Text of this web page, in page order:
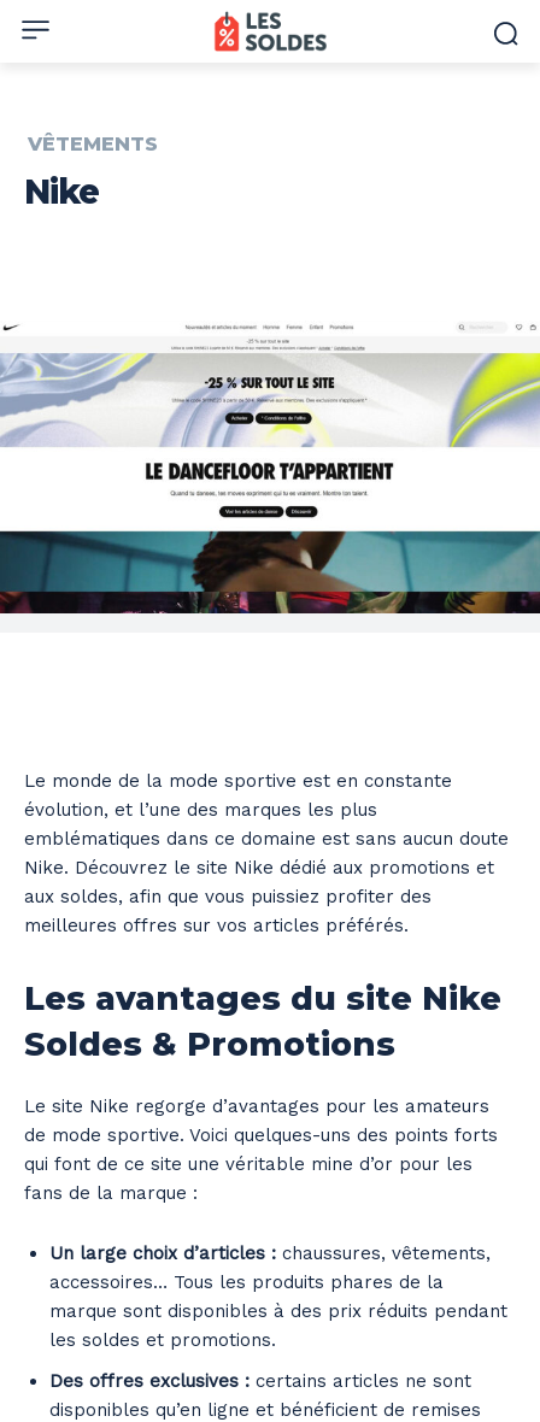
VÊTEMENTS
Nike
Le monde de la mode sportive est en constante
évolution, et l’une des marques les plus
emblématiques dans ce domaine est sans aucun doute
Nike. Découvrez le site Nike dédié aux promotions et
aux soldes, afin que vous puissiez profiter des
meilleures offres sur vos articles préférés.
Les avantages du site Nike
Soldes & Promotions
Le site Nike regorge d’avantages pour les amateurs
de mode sportive. Voici quelques-uns des points forts
qui font de ce site une véritable mine d’or pour les
fans de la marque :
Un large choix d’articles : chaussures, vêtements,
accessoires… Tous les produits phares de la
marque sont disponibles à des prix réduits pendant
les soldes et promotions.
Des offres exclusives : certains articles ne sont
disponibles qu’en ligne et bénéficient de remises